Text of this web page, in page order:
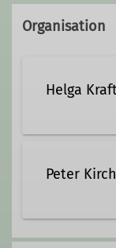
Organisation
Helga
Ämter
Peter